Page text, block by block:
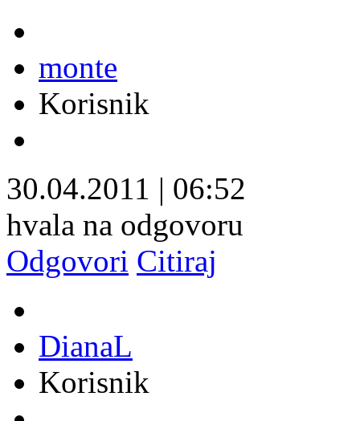
monte
Korisnik
30.04.2011 | 06:52
hvala na odgovoru
Odgovori Citiraj
DianaL
Korisnik